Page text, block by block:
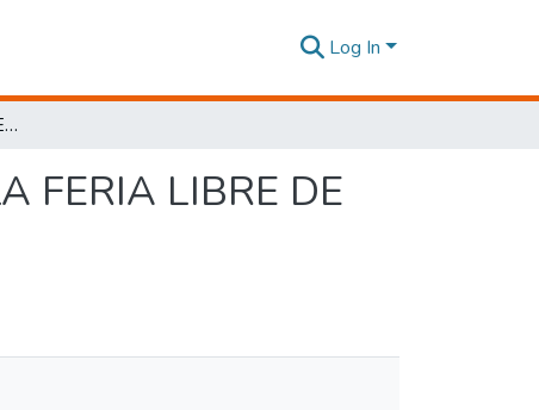
Log In
DISEÑO DE ANTEPROYECTO MERCADO: PARA LA FERIA LIBRE DE LA OFELIA AL NORTE DE QUITO
FERIA LIBRE DE